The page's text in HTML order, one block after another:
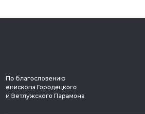
По благословению
епископа Городецкого
и Ветлужского Парамона